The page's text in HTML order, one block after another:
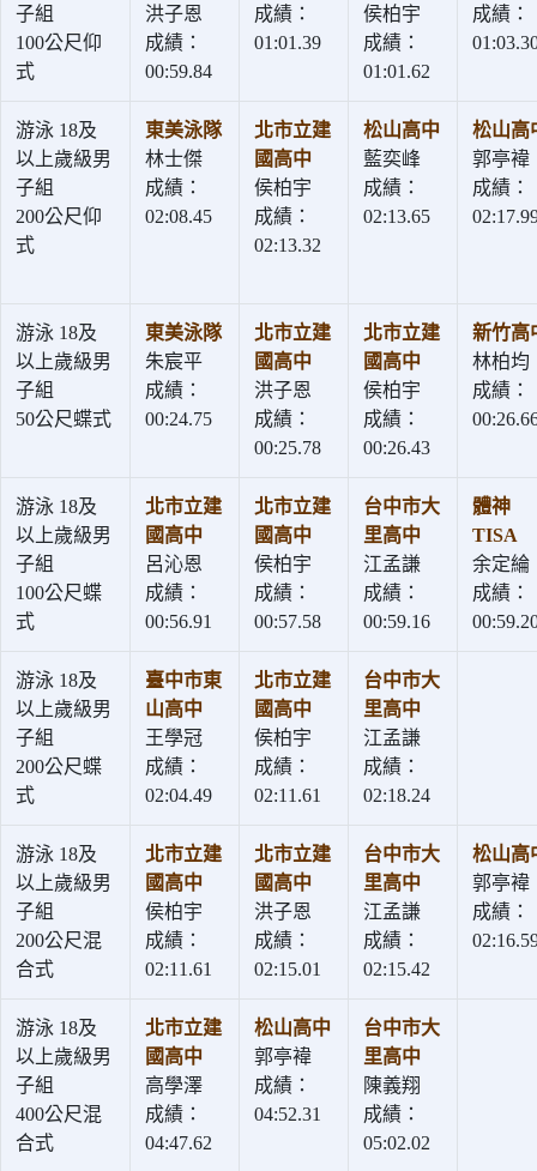
子組
100公尺仰
式
洪子恩
成績：
00:59.84
成績：
01:01.39
侯柏宇
成績：
01:01.62
成績：
游泳 18及
以上歲級男
子組
200公尺仰
式
東美泳隊
林士傑
成績：
02:08.45
北市立建
國高中
侯柏宇
成績：
02:13.32
松山高中
藍奕峰
成績：
02:13.65
松山高
郭亭褘
成績：
游泳 18及
以上歲級男
子組
50公尺蝶式
東美泳隊
朱宸平
成績：
00:24.75
北市立建
國高中
洪子恩
成績：
00:25.78
北市立建
國高中
侯柏宇
成績：
00:26.43
新竹高
林柏均
成績：
游泳 18及
以上歲級男
子組
100公尺蝶
式
北市立建
國高中
呂沁恩
成績：
00:56.91
北市立建
國高中
侯柏宇
成績：
00:57.58
台中市大
里高中
江孟謙
成績：
00:59.16
體神
TISA
余定綸
成績：
游泳 18及
以上歲級男
子組
200公尺蝶
式
臺中市東
山高中
王學冠
成績：
02:04.49
北市立建
國高中
侯柏宇
成績：
02:11.61
台中市大
里高中
江孟謙
成績：
02:18.24
游泳 18及
以上歲級男
子組
200公尺混
合式
北市立建
國高中
侯柏宇
成績：
02:11.61
北市立建
國高中
洪子恩
成績：
02:15.01
台中市大
里高中
江孟謙
成績：
02:15.42
松山高
郭亭褘
成績：
游泳 18及
以上歲級男
子組
400公尺混
合式
北市立建
國高中
高學澤
成績：
04:47.62
松山高中
郭亭褘
成績：
04:52.31
台中市大
里高中
陳義翔
成績：
05:02.02